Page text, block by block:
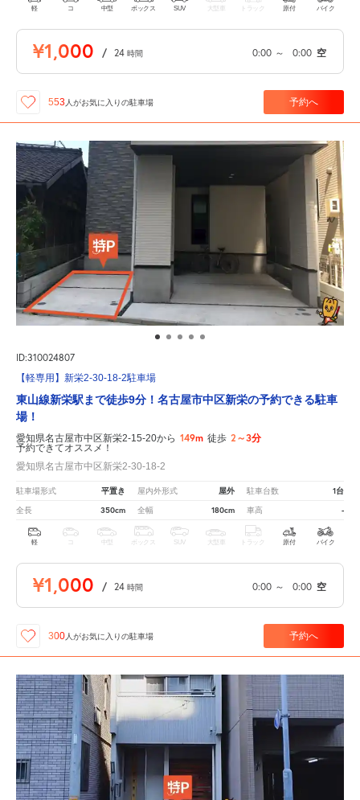
軽 コ 中型 ボックス SUV 大型車 トラック 原付 バイク
¥1,000 / 24 時間 0:00 ～ 0:00 空
553 人がお気に入りの駐車場 予約へ
ID:310024807
【軽専用】新栄2-30-18-2駐車場
東山線新栄駅まで徒歩9分！名古屋市中区新栄の予約できる駐車
場！
愛知県名古屋市中区新栄2-15-20から 149m 徒歩 2～3分
予約できてオススメ！
愛知県名古屋市中区新栄2-30-18-2
駐車場形式 平置き 屋内外形式 屋外 駐車台数 1台
全長 350cm 全幅 180cm 車高 -
軽 中型 ボックス SUV 大型車 トラック 原付 バイク
¥1,000 / 24 時間 0:00 ～ 0:00 空
300 人がお気に入りの駐車場 予約へ